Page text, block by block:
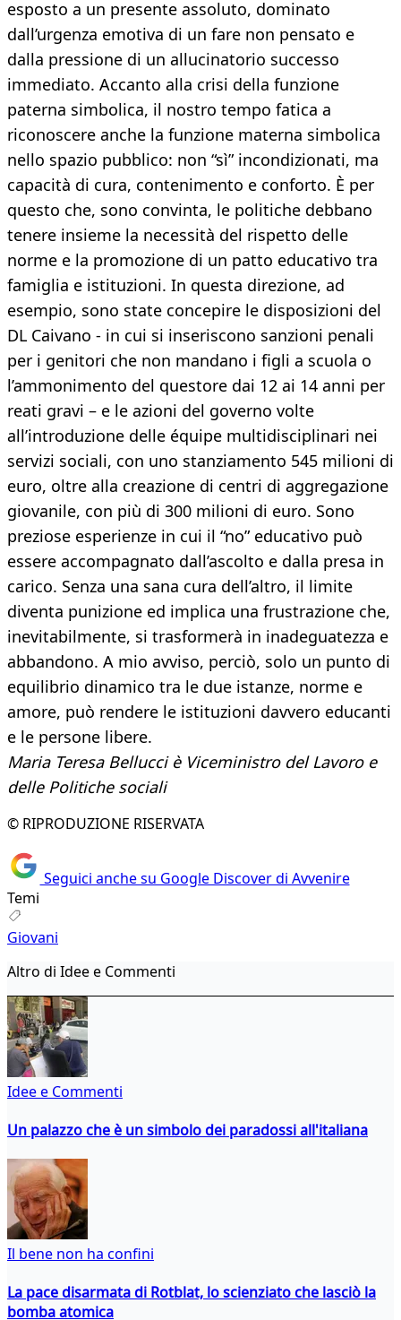
esposto a un presente assoluto, dominato
dall’urgenza emotiva di un fare non pensato e
dalla pressione di un allucinatorio successo
immediato. Accanto alla crisi della funzione
paterna simbolica, il nostro tempo fatica a
riconoscere anche la funzione materna simbolica
nello spazio pubblico: non “sì” incondizionati, ma
capacità di cura, contenimento e conforto. È per
questo che, sono convinta, le politiche debbano
tenere insieme la necessità del rispetto delle
norme e la promozione di un patto educativo tra
famiglia e istituzioni. In questa direzione, ad
esempio, sono state concepire le disposizioni del
DL Caivano - in cui si inseriscono sanzioni penali
per i genitori che non mandano i figli a scuola o
l’ammonimento del questore dai 12 ai 14 anni per
reati gravi – e le azioni del governo volte
all’introduzione delle équipe multidisciplinari nei
servizi sociali, con uno stanziamento 545 milioni di
euro, oltre alla creazione di centri di aggregazione
giovanile, con più di 300 milioni di euro. Sono
preziose esperienze in cui il “no” educativo può
essere accompagnato dall’ascolto e dalla presa in
carico. Senza una sana cura dell’altro, il limite
diventa punizione ed implica una frustrazione che,
inevitabilmente, si trasformerà in inadeguatezza e
abbandono. A mio avviso, perciò, solo un punto di
equilibrio dinamico tra le due istanze, norme e
amore, può rendere le istituzioni davvero educanti
e le persone libere.
Maria Teresa Bellucci è Viceministro del Lavoro e
delle Politiche sociali
© RIPRODUZIONE RISERVATA
Seguici anche su Google Discover di Avvenire
Temi
Giovani
Altro di Idee e Commenti
Idee e Commenti
Un palazzo che è un simbolo dei paradossi all'italiana
Il bene non ha confini
La pace disarmata di Rotblat, lo scienziato che lasciò la
bomba atomica